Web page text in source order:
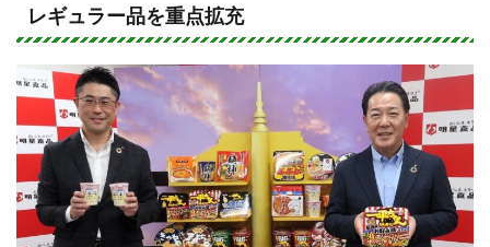
e
c
e
b
o
o
k
レギュラー品を重点拡充